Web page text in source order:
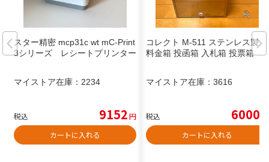
スター精密 mcp31c wt mC-Print
3シリーズ レシートプリンター
マイストア在庫： 2234
税込 9152円
カートに入れる
コレクト M-511 ステンレス製
料金箱 投函箱 入札箱 投票箱
マイストア在庫： 3616
税込 6000
カートに入れる